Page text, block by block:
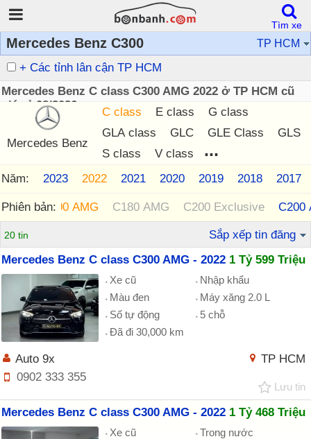
Mercedes Benz C300 TP HCM
+ Các tỉnh lân cận TP HCM
Mercedes Benz C class C300 AMG 2022 ở TP HCM cũ
giá rẻ 08/2026
Mercedes Benz
C class E class
G class
GLA class
GLC GLE Class
GLS
S class
V class ...
Năm:
2024 2023 2022 2021 2020 2019 2018 2017
Phiên bản:C300 AMG C180 AMG C200 Exclusive C200
20 tin
Sắp xếp tin đăng
Mercedes Benz C class C300 AMG - 2022 1 Tỷ 599 Triệu
Xe cũ
Nhập khẩu
Màu đen
Máy xăng 2.0 L
Số tự động
5 chỗ
Đã đi 30,000 km
TP HCM
Auto 9x
0902 333 355
Lưu tin
Mercedes Benz C class C300 AMG - 2022 1 Tỷ 468 Triệu
Xe cũ
Trong nước
Tìm xe